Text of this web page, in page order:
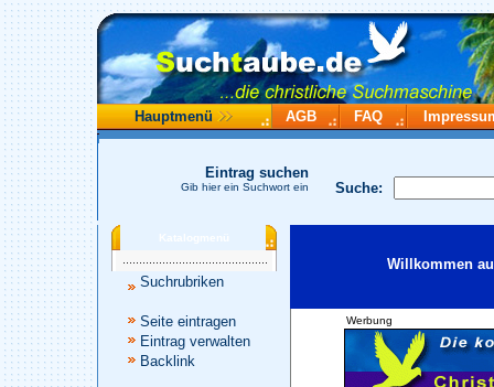
Hauptmenü AGB FAQ
Suche:
Eintrag suchen
Gib hier ein Suchwort ein
Katalogmenü
Suchrubriken
Seite eintragen
Eintrag verwalten
Backlink
Willkommen
Werbung